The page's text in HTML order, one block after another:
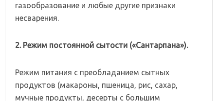
газообразование и любые другие признаки
несварения.
2. Режим постоянной сытости («Сантарпана»).
Режим питания с преобладанием сытных
продуктов (макароны, пшеница, рис, сахар,
мучные продукты, десерты с большим